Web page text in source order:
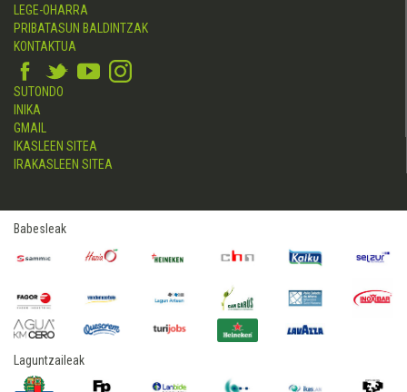
LEGE-OHARRA
PRIBATASUN BALDINTZAK
KONTAKTUA
SUTONDO
INIKA
GMAIL
IKASLEEN SITEA
IRAKASLEEN SITEA
Babesleak
Laguntzaileak